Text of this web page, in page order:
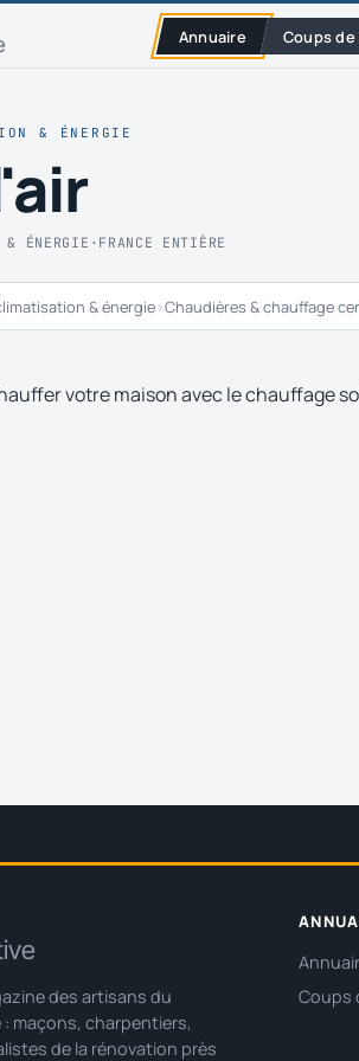
Annuaire Coups
& ÉNERGIE
& ÉNERGIE · FRANCE ENTIÈRE
& énergie›Chaudières & chauffage
votre maison avec le chauffage
des artisans du
maçons, charpentiers,
de la rénovation près
Coups